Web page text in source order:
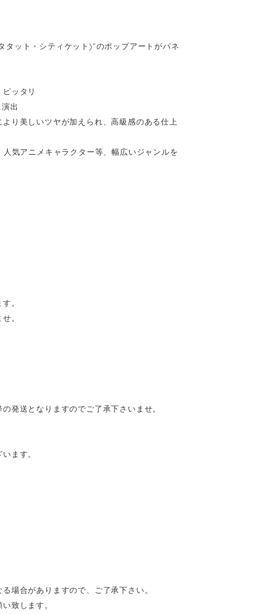
ット・シティケット)”のポップアートがパネ
ッタリ
出
り美しいツヤが加えられ、高級感のある仕上
気アニメキャラクター等、幅広いジャンルを
。
。
発送となりますのでご了承下さいませ。
ます。
場合がありますので、ご了承下さい。
致します。